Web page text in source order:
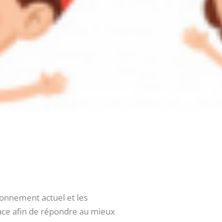
actuel et les
afin de répondre au mieux